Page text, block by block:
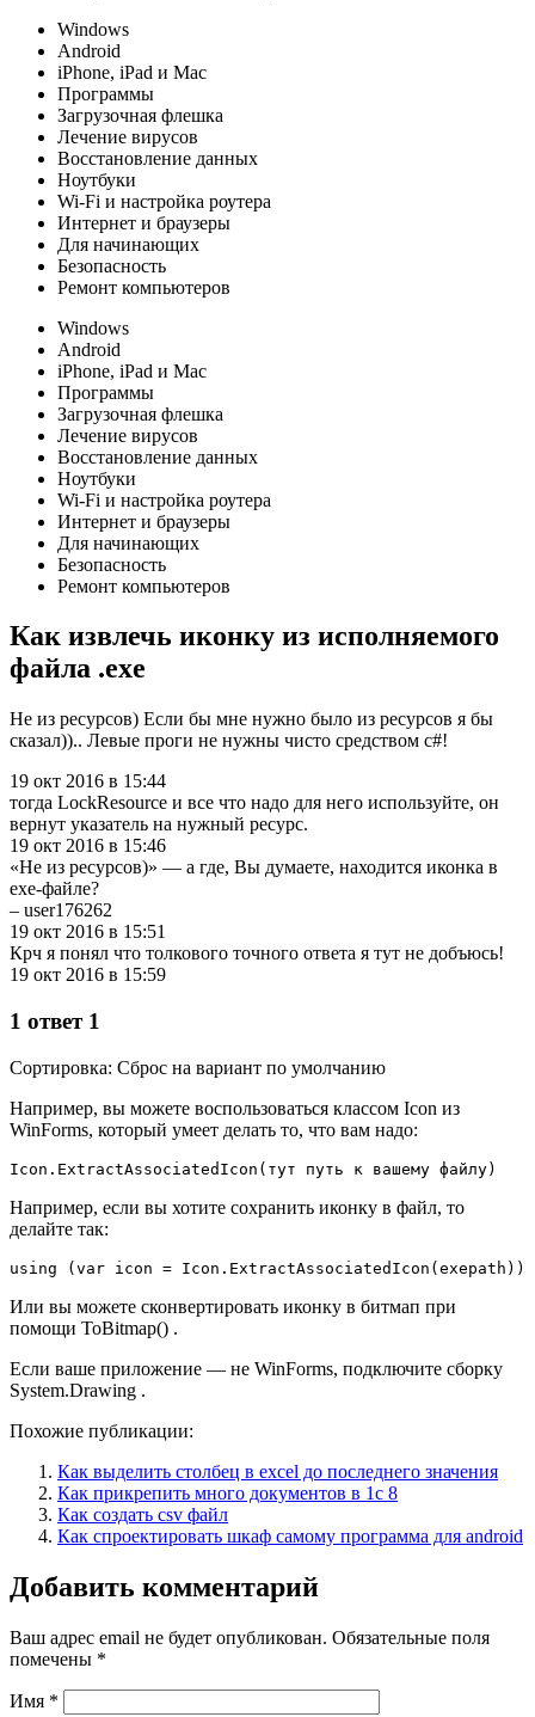
Windows
Android
iPhone, iPad и Mac
Программы
Загрузочная флешка
Лечение вирусов
Восстановление данных
Ноутбуки
Wi-Fi и настройка роутера
Интернет и браузеры
Для начинающих
Безопасность
Ремонт компьютеров
Windows
Android
iPhone, iPad и Mac
Программы
Загрузочная флешка
Лечение вирусов
Восстановление данных
Ноутбуки
Wi-Fi и настройка роутера
Интернет и браузеры
Для начинающих
Безопасность
Ремонт компьютеров
Как извлечь иконку из исполняемого
файла .exe
Не из ресурсов) Если бы мне нужно было из ресурсов я бы
сказал)).. Левые проги не нужны чисто средством c#!
19 окт 2016 в 15:44
тогда LockResource и все что надо для него используйте, он
вернут указатель на нужный ресурс.
19 окт 2016 в 15:46
«Не из ресурсов)» — а где, Вы думаете, находится иконка в
exe-файле?
– user176262
19 окт 2016 в 15:51
Крч я понял что толкового точного ответа я тут не добъюсь!
19 окт 2016 в 15:59
1 ответ 1
Сортировка: Сброс на вариант по умолчанию
Например, вы можете воспользоваться классом Icon из
WinForms, который умеет делать то, что вам надо:
Icon.ExtractAssociatedIcon(тут путь к вашему файлу)
Например, если вы хотите сохранить иконку в файл, то
делайте так:
using (var icon =
Или вы можете сконвертировать иконку в битмап при
помощи ToBitmap() .
Если ваше приложение — не WinForms, подключите сборку
System.Drawing .
Похожие публикации:
Как выделить столбец в excel до последнего значения
Как прикрепить много документов в 1с 8
Как создать csv файл
Как спроектировать шкаф самому программа для android
Добавить комментарий
Ваш адрес email не будет опубликован. Обязательные поля
помечены *
Имя *